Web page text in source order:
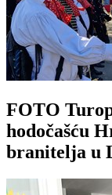
FOTO
hodočašću
branitelja u